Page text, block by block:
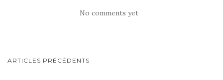
No comments yet
NAVIGATION
ARTICLES PRÉCÉDENTS